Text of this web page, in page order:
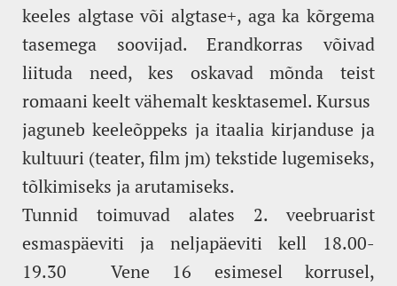
keeles algtase või algtase+, aga ka kõrgema
tasemega soovijad. Erandkorras võivad
liituda need, kes oskavad mõnda teist
romaani keelt vähemalt kesktasemel. Kursus
jaguneb keeleõppeks ja itaalia kirjanduse ja
kultuuri (teater, film jm) tekstide lugemiseks,
tõlkimiseks ja arutamiseks.
Tunnid toimuvad alates 2. veebruarist
esmaspäeviti ja neljapäeviti kell 18.00-
19.30 Vene 16 esimesel korrusel,